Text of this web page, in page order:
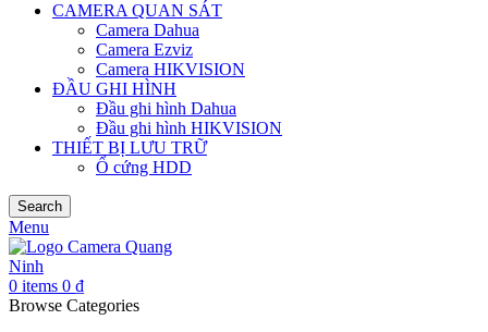
CAMERA QUAN SÁT
Camera Dahua
Camera Ezviz
Camera HIKVISION
ĐẦU GHI HÌNH
Đầu ghi hình Dahua
Đầu ghi hình HIKVISION
THIẾT BỊ LƯU TRỮ
Ổ cứng HDD
Search
Menu
0 items 0 ₫
Browse Categories